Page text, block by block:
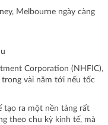
Melbourne ngày càng
Corporation (NHFIC),
vài năm tới nếu tốc
tạo ra một nền tảng rất
theo chu kỳ kinh tế, mà